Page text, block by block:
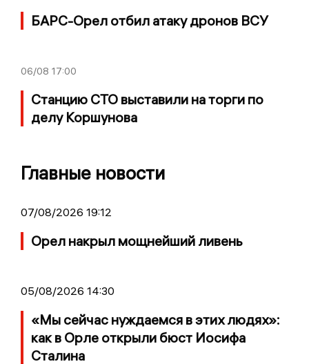
БАРС-Орел отбил атаку дронов ВСУ
06/08 17:00
Станцию СТО выставили на торги по
делу Коршунова
Главные новости
07/08/2026 19:12
Орел накрыл мощнейший ливень
05/08/2026 14:30
«Мы сейчас нуждаемся в этих людях»:
как в Орле открыли бюст Иосифа
Сталина